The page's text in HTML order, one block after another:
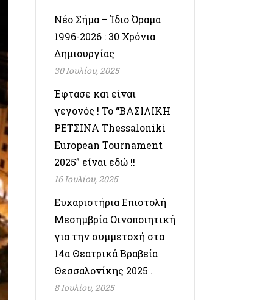
Νέο Σήμα – Ίδιο Όραμα
1996-2026 : 30 Χρόνια
Δημιουργίας
30 Ιουλίου, 2025
Έφτασε και είναι
γεγονός ! Το “ΒΑΣΙΛΙΚΗ
ΡΕΤΣΙΝΑ Thessaloniki
European Tournament
2025” είναι εδώ !!
16 Ιουλίου, 2025
Ευχαριστήρια Επιστολή
Μεσημβρία Οινοποιητική
για την συμμετοχή στα
14α Θεατρικά Βραβεία
Θεσσαλονίκης 2025 .
8 Ιουλίου, 2025